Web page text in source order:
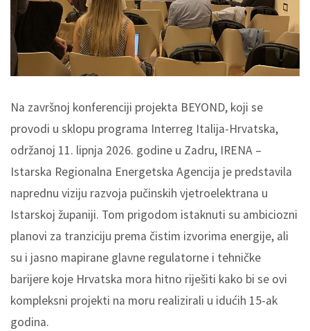
Na završnoj konferenciji projekta BEYOND, koji se
provodi u sklopu programa Interreg Italija-Hrvatska,
održanoj 11. lipnja 2026. godine u Zadru, IRENA –
Istarska Regionalna Energetska Agencija je predstavila
naprednu viziju razvoja pučinskih vjetroelektrana u
Istarskoj županiji. Tom prigodom istaknuti su ambiciozni
planovi za tranziciju prema čistim izvorima energije, ali
su i jasno mapirane glavne regulatorne i tehničke
barijere koje Hrvatska mora hitno riješiti kako bi se ovi
kompleksni projekti na moru realizirali u idućih 15-ak
godina.